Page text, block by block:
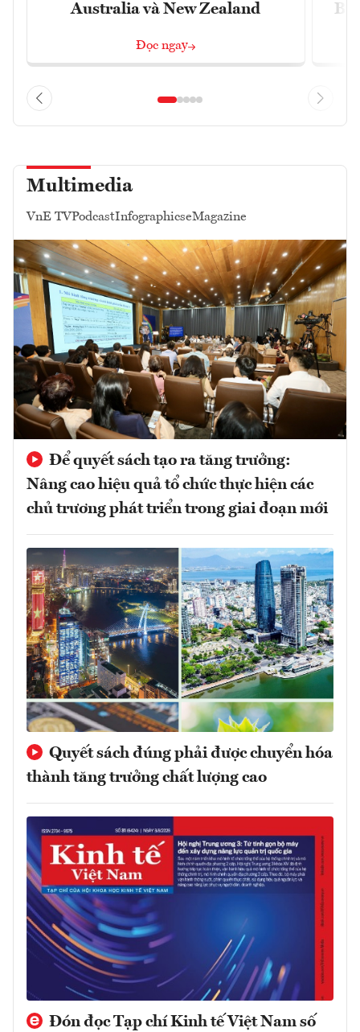
Australia và New Zealand
Đọc ngay
Multimedia
VnE TVPodcastInfographicseMagazine
Để quyết sách tạo ra tăng trưởng:
Nâng cao hiệu quả tổ chức thực hiện các
chủ trương phát triển trong giai đoạn mới
Quyết sách đúng phải được chuyển hóa
thành tăng trưởng chất lượng cao
Đón đọc Tạp chí Kinh tế Việt Nam số